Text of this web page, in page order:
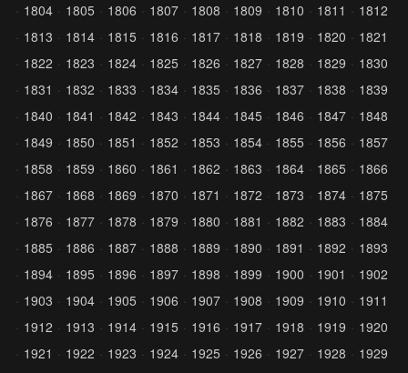
1804
1805 1806 1807 1808 1809 1810 1811
1812
1813
1814 1815 1816 1817 1818 1819 1820
1821
1822
1823 1824 1825 1826 1827 1828 1829
1830
1831
1832 1833 1834 1835 1836 1837 1838
1839
1840
1841 1842 1843 1844 1845 1846 1847
1848
1849
1850 1851 1852 1853 1854 1855 1856
1857
1858
1859 1860 1861 1862 1863 1864 1865
1866
1867
1868 1869 1870 1871 1872 1873 1874
1875
1876
1877 1878 1879 1880 1881 1882 1883
1884
1885
1886 1887 1888 1889 1890 1891 1892
1893
1894
1895 1896 1897 1898 1899 1900 1901
1902
1903
1904 1905 1906 1907 1908 1909 1910
1911
1912
1913 1914 1915 1916 1917 1918 1919
1920
1921
1922 1923 1924 1925 1926 1927 1928
1929